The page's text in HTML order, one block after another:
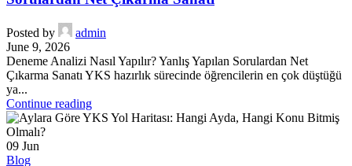
Posted by
admin
June 9, 2026
Deneme Analizi Nasıl Yapılır? Yanlış Yapılan Sorulardan Net
Çıkarma Sanatı YKS hazırlık sürecinde öğrencilerin en çok düştüğü
ya...
Continue reading
09 Jun
Blog